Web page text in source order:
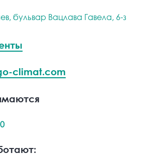
бульвар Вацлава Гавела, 6-з
climat.com